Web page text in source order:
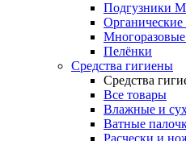
Подгузники
Пелёнки
Средства гигиены
Средства
Все товары
Влажные и
Ватные
Расчески и